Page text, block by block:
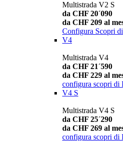
Multistrada V2 S
da CHF 20´090
da CHF 209 al
Configura Scopri
V4
Multistrada V4
da CHF 21´590
da CHF 229 al
configura scopri di
V4 S
Multistrada V4 S
da CHF 25´290
da CHF 269 al
configura scopri di